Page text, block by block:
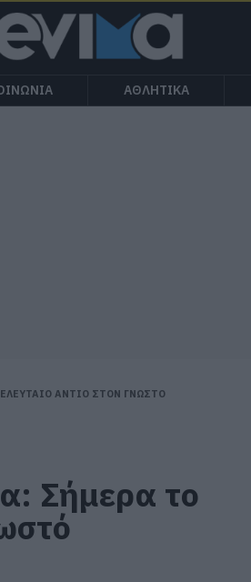
ΑΘΛΗΤΙΚΑ
ΑΝΤΙΟ ΣΤΟΝ ΓΝΩΣΤΟ
Σήμερα το